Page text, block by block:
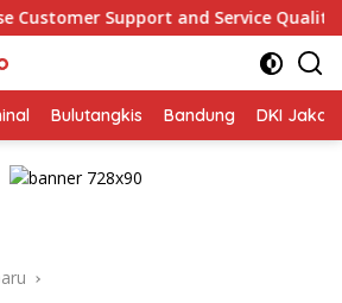
and Service Quality: A Beginner’s
Bulutangkis Bandung DKI